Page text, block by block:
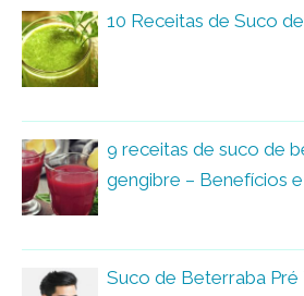
10 Receitas de Suco
9 receitas de suco de
gengibre – Benefícios
Suco de Beterraba Pré